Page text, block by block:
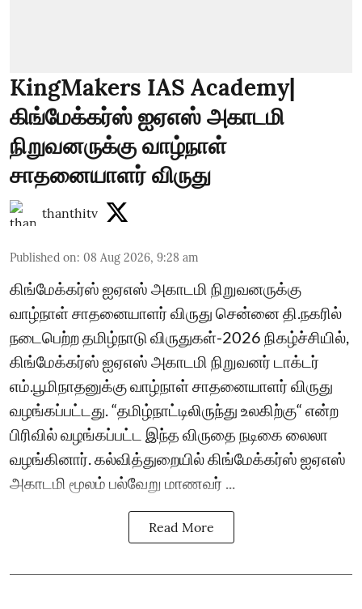
KingMakers IAS Academy|
கிங்மேக்கர்ஸ் ஐஏஎஸ் அகாடமி
நிறுவனருக்கு வாழ்நாள்
சாதனையாளர் விருது
thanthitv
Published on: 08 Aug 2026, 9:28 am
கிங்மேக்கர்ஸ் ஐஏஎஸ் அகாடமி நிறுவனருக்கு
வாழ்நாள் சாதனையாளர் விருது சென்னை தி.நகரில்
நடைபெற்ற தமிழ்நாடு விருதுகள்-2026 நிகழ்ச்சியில்,
கிங்மேக்கர்ஸ் ஐஏஎஸ் அகாடமி நிறுவனர் டாக்டர்
எம்.பூமிநாதனுக்கு வாழ்நாள் சாதனையாளர் விருது
வழங்கப்பட்டது. “தமிழ்நாட்டிலிருந்து உலகிற்கு“ என்ற
பிரிவில் வழங்கப்பட்ட இந்த விருதை நடிகை லைலா
வழங்கினார். கல்வித்துறையில் கிங்மேக்கர்ஸ் ஐஏஎஸ்
அகாடமி மூலம் பல்வேறு மாணவர் ...
Read More